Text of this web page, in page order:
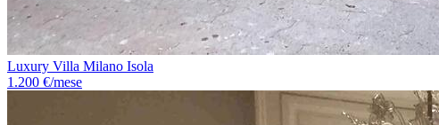
Luxury Villa Milano Isola
1.200 €/mese